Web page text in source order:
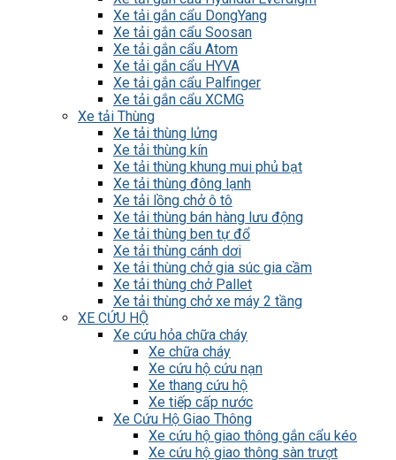
Xe tải gắn cẩu DongYang
Xe tải gắn cẩu Soosan
Xe tải gắn cẩu Atom
Xe tải gắn cẩu HYVA
Xe tải gắn cẩu Palfinger
Xe tải gắn cẩu XCMG
Xe tải Thùng
Xe tải thùng lửng
Xe tải thùng kín
Xe tải thùng khung mui phủ bạt
Xe tải thùng đông lạnh
Xe tải lồng chở ô tô
Xe tải thùng bán hàng lưu động
Xe tải thùng ben tự đổ
Xe tải thùng cánh dơi
Xe tải thùng chở gia súc gia cầm
Xe tải thùng chở Pallet
Xe tải thùng chở xe máy 2 tầng
XE CỨU HỘ
Xe cứu hỏa chữa cháy
Xe chữa cháy
Xe cứu hộ cứu nạn
Xe thang cứu hộ
Xe tiếp cấp nước
Xe Cứu Hộ Giao Thông
Xe cứu hộ giao thông gắn cẩu kéo
Xe cứu hộ giao thông sàn trượt